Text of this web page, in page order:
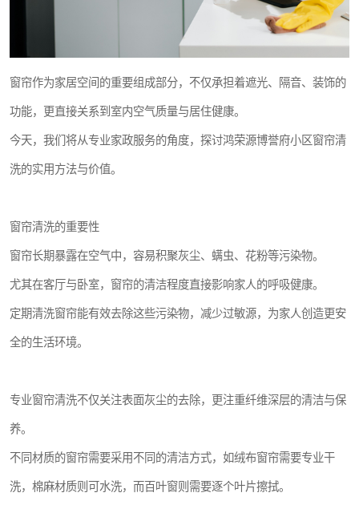
窗帘作为家居空间的重要组成部分，不仅承担着遮光、隔音、装饰的
功能，更直接关系到室内空气质量与居住健康。
今天，我们将从专业家政服务的角度，探讨鸿荣源博誉府小区窗帘清
洗的实用方法与价值。
窗帘清洗的重要性
窗帘长期暴露在空气中，容易积聚灰尘、螨虫、花粉等污染物。
尤其在客厅与卧室，窗帘的清洁程度直接影响家人的呼吸健康。
定期清洗窗帘能有效去除这些污染物，减少过敏源，为家人创造更安
全的生活环境。
专业窗帘清洗不仅关注表面灰尘的去除，更注重纤维深层的清洁与保
养。
不同材质的窗帘需要采用不同的清洁方式，如绒布窗帘需要专业干
洗，棉麻材质则可水洗，而百叶窗则需要逐个叶片擦拭。